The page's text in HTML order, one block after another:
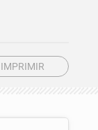
IMPRIMIR